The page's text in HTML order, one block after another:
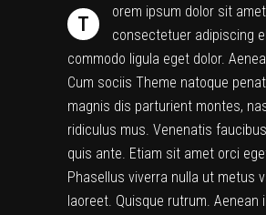
T
orem ipsum dolor sit
consectetuer adipiscing
commodo ligula eget dolor.
Cum sociis Theme natoque
magnis dis parturient montes,
ridiculus mus. Venenatis
quis ante. Etiam sit amet orci
Phasellus viverra nulla ut metus
laoreet. Quisque rutrum. Aenean